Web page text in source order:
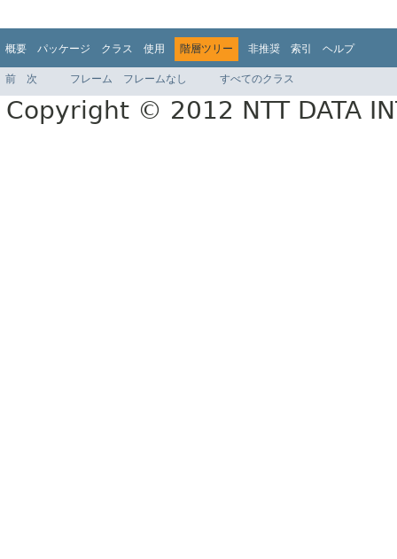
概要 パッケージ クラス 使用 階層ツリー 非推奨 索引 ヘルプ
前 次 フレーム フレームなし すべてのクラス
Copyright © 2012 NTT DATA